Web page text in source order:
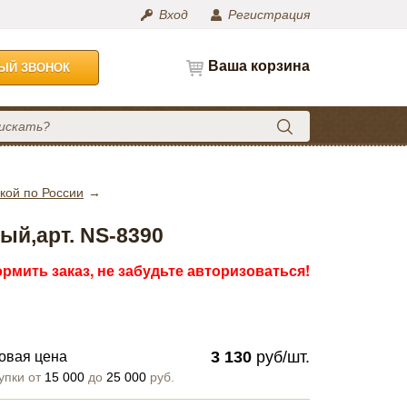
Вход Регистрация
ЗВОНОК Ваша корзина
по России
NS-8390
заказ, не забудьте авторизоваться!
цена
от 15 000до 25 000руб.
3 130 руб/шт.